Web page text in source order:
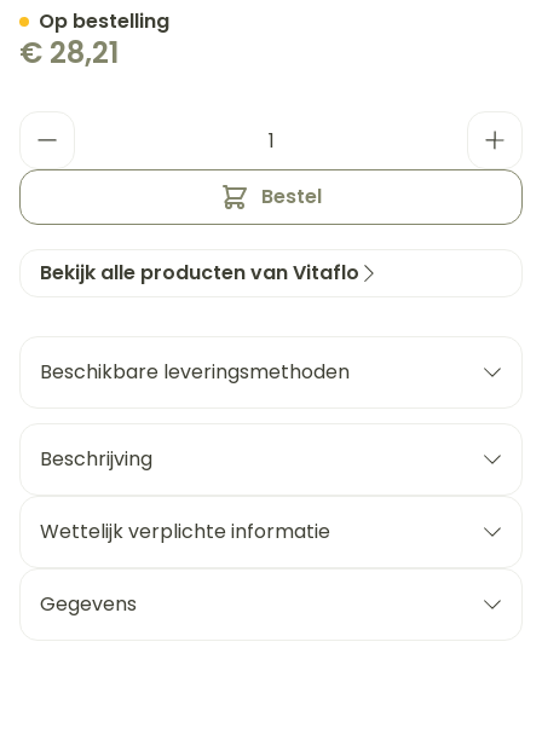
€ 28,21
Bestel
Op bestelling
Bekijk alle producten van Vitaflo
Beschikbare leveringsmethoden
Beschrijving
Wettelijk verplichte informatie
Gegevens